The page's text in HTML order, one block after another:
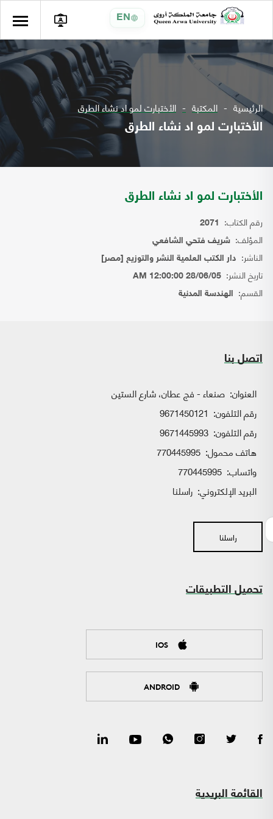
EN
الرئيسية المكتبة الأختبارت لمو اد نشاء الطرق
الأختبارت لمو اد نشاء الطرق
الأختبارت لمو اد نشاء الطرق
رقم الكتاب: 2071
المؤلف: شريف فتحي الشافعي
الناشر: دار الكتب العلمية النشر والتوزيع [مصر]
تاريخ النشر: 28/06/05 12:00:00 AM
القسم: الهندسة المدنية
اتصل بنا
العنوان: صنعاء - فج عطان، شارع الستين
رقم التلفون: 9671450121
رقم التلفون: 9671445993
هاتف محمول: 770445995
واتساب:
البريد الإلكتروني: راسلنا
راسلنا
تحميل التطبيقات
IOS
ANDROID
القائمة البريدية